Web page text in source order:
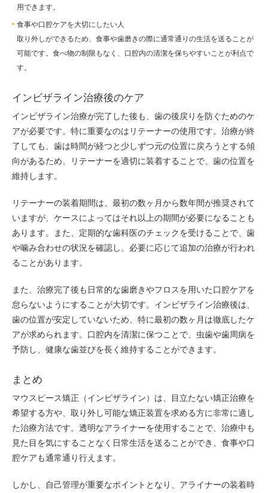
用できます。
食事や口腔ケアを大切にしたい人
取り外しができるため、食事や歯磨きの際に通常通りの生活を送ることが
可能です。食べ物の制限もなく、口腔内の清潔を保ちやすいことが利点で
す。
インビザライン治療後のケア
インビザライン治療が完了した後も、歯の後戻りを防ぐためのケ
アが必要です。特に重要なのはリテーナーの使用です。治療が終
了しても、歯は時間が経つと少しずつ元の位置に戻ろうとする傾
向があるため、リテーナーを適切に装着することで、歯の位置を
維持します。
リテーナーの装着期間は、最初の数ヶ月から数年間が推奨されて
いますが、ケースによってはそれ以上の期間が必要になることも
あります。また、定期的な歯科医のチェックを受けることで、歯
や噛み合わせの状況を確認し、必要に応じて追加の治療が行われ
ることがあります。
また、治療完了後も日常的な歯磨きやフロスを用いた口腔ケアを
怠らないようにすることが大切です。インビザライン治療後は、
歯の位置が安定していないため、特に最初の数ヶ月は徹底したケ
アが求められます。口腔内を清潔に保つことで、虫歯や歯周病を
予防し、健康な歯並びを長く維持することができます。
まとめ
マウスピース矯正（インビザライン）は、目立たない矯正治療を
希望する方や、取り外し可能な矯正装置を求める方に非常に適し
た治療方法です。透明なアライナーを使用することで、治療中も
見た目を気にすることなく日常生活を送ることができ、食事や口
腔ケアも通常通り行えます。
しかし、自己管理が重要なポイントとなり、アライナーの装着時